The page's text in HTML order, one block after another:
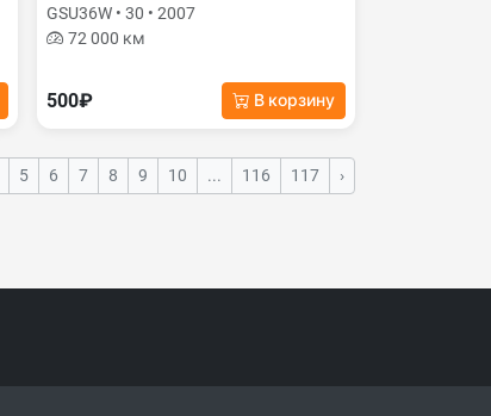
GSU36W • 30 • 2007
72 000 км
500₽ В корзину
5 6 7 8 9 10 ... 116 117 ›